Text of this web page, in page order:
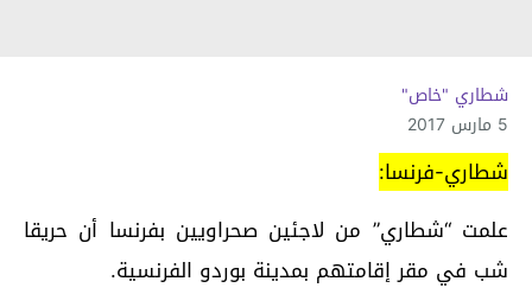
شطاري "خاص"
5 مارس 2017
شطاري-فرنسا:
علمت “شطاري” من لاجئين صحراويين بفرنسا أن حريقا
شب في مقر إقامتهم بمدينة بوردو الفرنسية.